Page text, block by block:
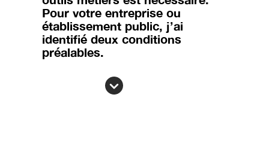
Pour votre entreprise ou
établissement public, j’ai
identifié deux conditions
préalables.